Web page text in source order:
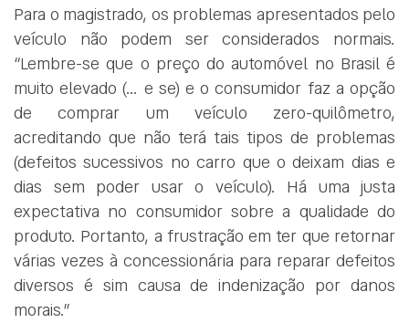
Para o magistrado, os problemas apresentados pelo
veículo não podem ser considerados normais.
“Lembre-se que o preço do automóvel no Brasil é
muito elevado (… e se) e o consumidor faz a opção
de comprar um veículo zero-quilômetro,
acreditando que não terá tais tipos de problemas
(defeitos sucessivos no carro que o deixam dias e
dias sem poder usar o veículo). Há uma justa
expectativa no consumidor sobre a qualidade do
produto. Portanto, a frustração em ter que retornar
várias vezes à concessionária para reparar defeitos
diversos é sim causa de indenização por danos
morais.”